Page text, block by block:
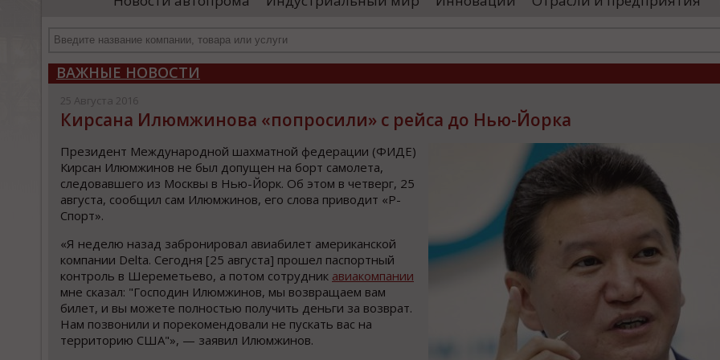
департамента продаж и контрактации
иностранными удостоверяющими центрами.
проводятся
ВАЖНЫЕ НОВОСТИ
25 Августа 2016
Кирсана Илюмжинова «попросили» с рейса до Нью-Йорка
Президент Международной шахматной федерации (ФИДЕ)
Кирсан Илюмжинов не был допущен на борт самолета,
следовавшего из Москвы в Нью-Йорк. Об этом в четверг, 25
августа, сообщил сам Илюмжинов, его слова приводит «Р-
Спорт».
«Я неделю назад забронировал авиабилет американской
компании Delta. Сегодня [25 августа] прошел паспортный
контроль в Шереметьево, а потом сотрудник авиакомпании
мне сказал: "Господин Илюмжинов, мы возвращаем вам
билет, и вы можете полностью получить деньги за возврат.
Нам позвонили и порекомендовали не пускать вас на
территорию США"», — заявил Илюмжинов.